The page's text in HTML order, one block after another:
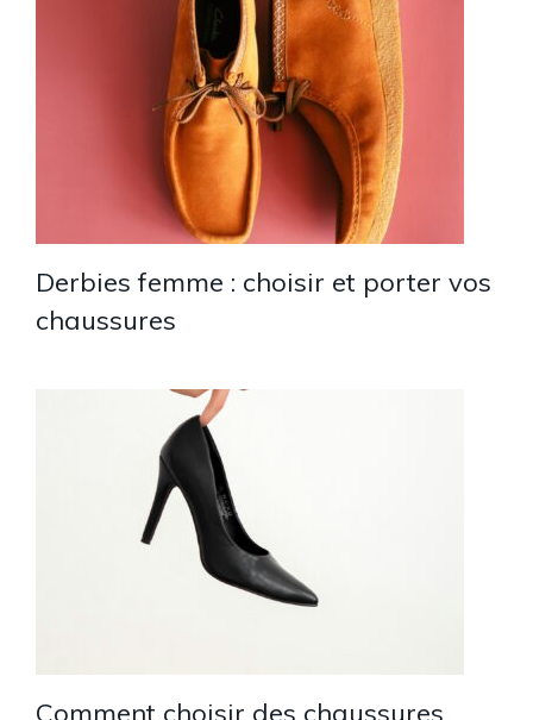
Derbies femme : choisir et porter vos
chaussures
Comment choisir des chaussures